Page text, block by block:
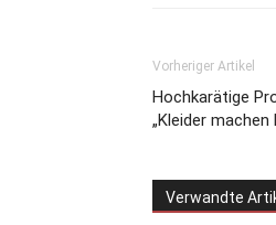
Vorheriger Artikel
Hochkarätige
„Kleider machen
Verwandte